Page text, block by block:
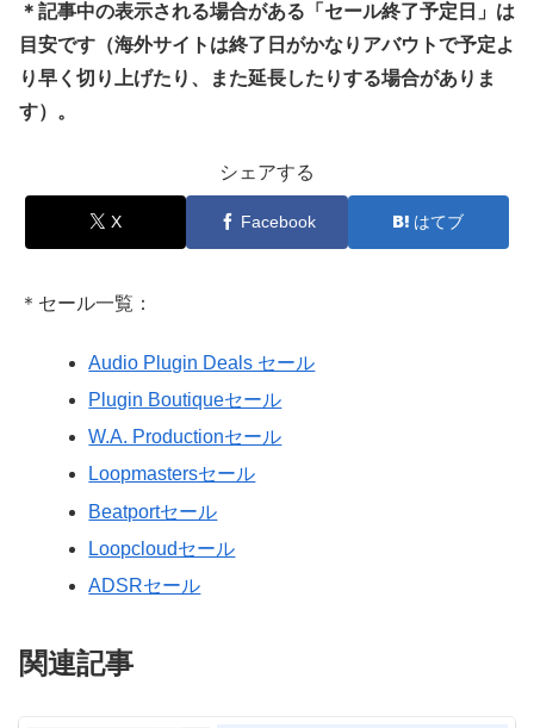
＊記事中の表示される場合がある「セール終了予定日」は
目安です（海外サイトは終了日がかなりアバウトで予定よ
り早く切り上げたり、また延長したりする場合がありま
す）。
シェアする
X Facebook はてブ
＊セール一覧：
Audio Plugin Deals セール
Plugin Boutiqueセール
W.A. Productionセール
Loopmastersセール
Beatportセール
Loopcloudセール
ADSRセール
関連記事